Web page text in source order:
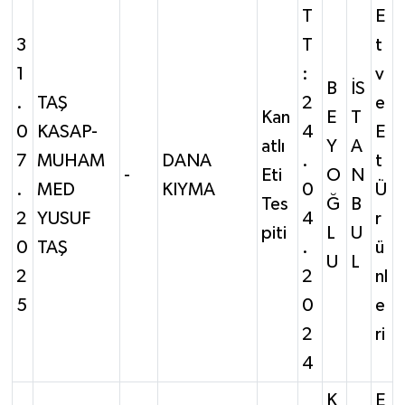
3
1
.
0
7
.
2
0
2
5
TAŞ
KASAP-
MUHAM
MED
YUSUF
TAŞ
-
DANA
KIYMA
Kan
atlı
Eti
Tes
piti
T
T
:
2
4
.
0
4
.
2
0
2
4
B
E
Y
O
Ğ
L
U
İS
T
A
N
B
U
L
E
t
v
e
E
t
Ü
r
ü
nl
e
ri
K E